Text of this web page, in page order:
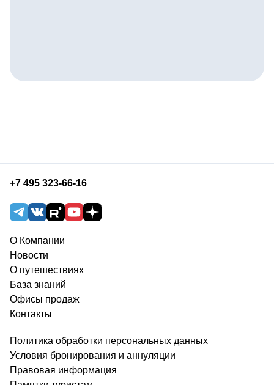
+7 495 323-66-16
О Компании
Новости
О путешествиях
База знаний
Офисы продаж
Контакты
Политика обработки персональных данных
Условия бронирования и аннуляции
Правовая информация